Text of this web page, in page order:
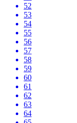
52
53
54
55
56
57
58
59
60
61
62
63
64